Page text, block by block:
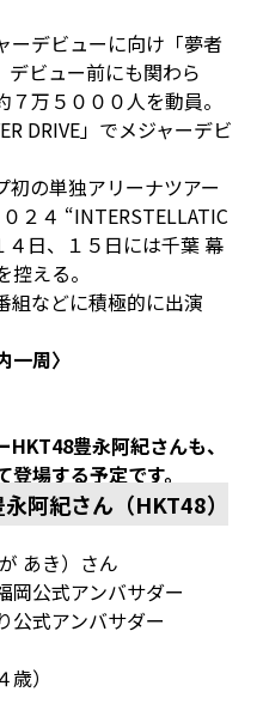
ーデビューに向け「夢者
ビュー前にも関わら
万５０００人を動員。
DRIVE」でメジャーデビ
初の単独アリーナツアー
２４ “INTERSTELLATIC
４日、１５日には千葉 幕
える。
組などに積極的に出演
一周〉
豊永阿紀さんも、
場する予定です。
阿紀さん（HKT48）
あき）さん
岡公式アンバサダー
公式アンバサダー
）